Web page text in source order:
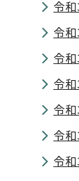
令
令
令
令
令
令
令